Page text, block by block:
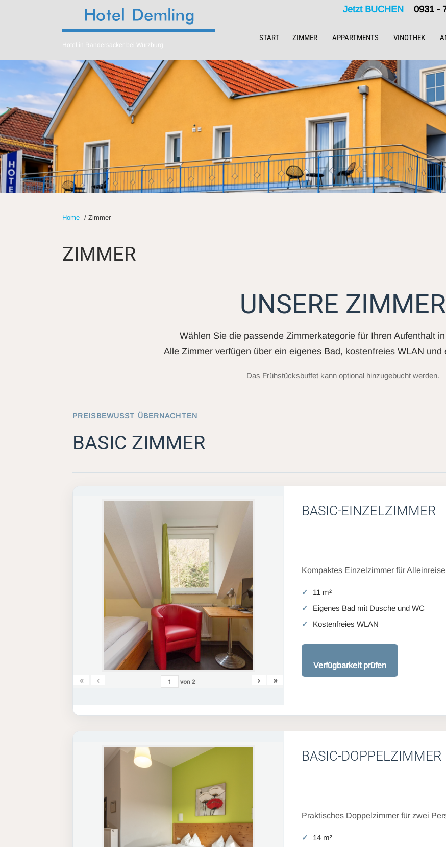
Hotel in Randersacker bei Würzburg
Jetzt BUCHEN0931 -
START ZIMMER APPARTMENTS VINOTHEK
Home / Zimmer
ZIMMER
UNSERE ZIMMER
Wählen Sie die passende Zimmerkategorie für Ihren Aufenthalt
Alle Zimmer verfügen über ein eigenes Bad, kostenfreies WLAN und
Das Frühstücksbuffet kann optional hinzugebucht werden.
PREISBEWUSST ÜBERNACHTEN
BASIC ZIMMER
« ‹ von 2 › »
BASIC-EINZELZIMMER
Kompaktes Einzelzimmer für
11 m²
Eigenes Bad mit Dusche und WC
Kostenfreies WLAN
Verfügbarkeit prüfen
BASIC-DOPPELZIMMER
Praktisches Doppelzimmer für zwei
14 m²